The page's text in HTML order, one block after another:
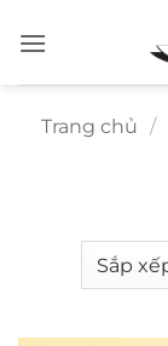
qua
Trang chủ /